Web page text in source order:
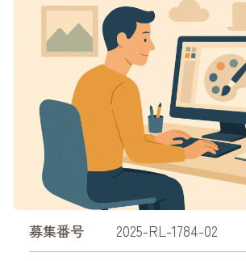
募集番号 2025-RL-1784-02